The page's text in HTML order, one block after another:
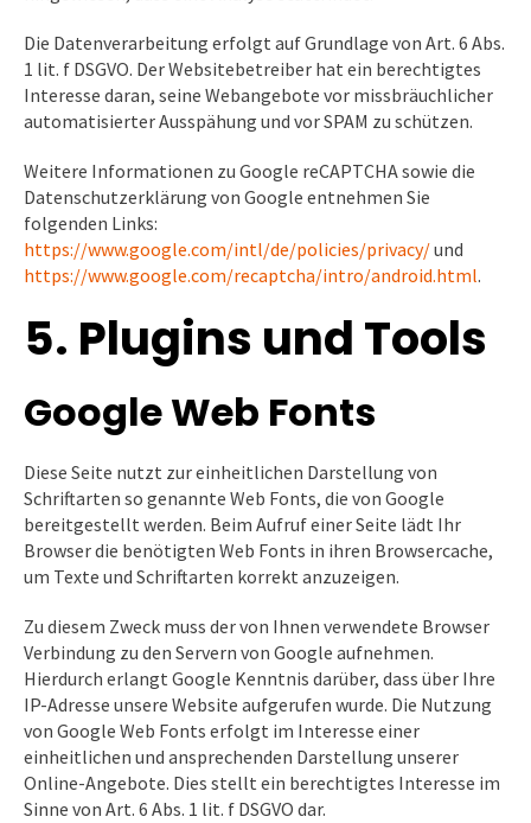
Die Datenverarbeitung erfolgt auf Grundlage von Art. 6 Abs.
1 lit. f DSGVO. Der Websitebetreiber hat ein berechtigtes
Interesse daran, seine Webangebote vor missbräuchlicher
automatisierter Ausspähung und vor SPAM zu schützen.
Weitere Informationen zu Google reCAPTCHA sowie die
Datenschutzerklärung von Google entnehmen Sie
folgenden Links:
https://www.google.com/intl/de/policies/privacy/und
https://www.google.com/recaptcha/intro/android.html.
5. Plugins und Tools
Google Web Fonts
Diese Seite nutzt zur einheitlichen Darstellung von
Schriftarten so genannte Web Fonts, die von Google
bereitgestellt werden. Beim Aufruf einer Seite lädt Ihr
Browser die benötigten Web Fonts in ihren Browsercache,
um Texte und Schriftarten korrekt anzuzeigen.
Zu diesem Zweck muss der von Ihnen verwendete Browser
Verbindung zu den Servern von Google aufnehmen.
Hierdurch erlangt Google Kenntnis darüber, dass über Ihre
IP-Adresse unsere Website aufgerufen wurde. Die Nutzung
von Google Web Fonts erfolgt im Interesse einer
einheitlichen und ansprechenden Darstellung unserer
Online-Angebote. Dies stellt ein berechtigtes Interesse im
Sinne von Art. 6 Abs. 1 lit. f DSGVO dar.